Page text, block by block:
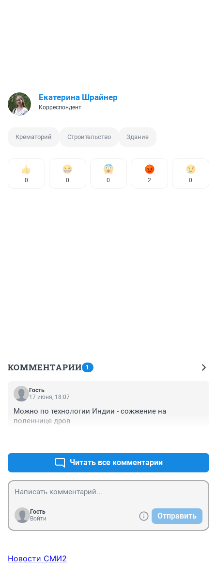
Екатерина Шрайнер
Корреспондент
Крематорий Строительство Здание
0 0 0 2 0
КОММЕНТАРИИ 1
Гость
17 июня, 18:07
Можно по технологии Индии - сожжение на
поленнице дров
Читать все комментарии
Гость
Войти
Отправить
Новости СМИ2